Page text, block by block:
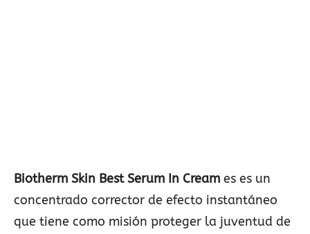
Biotherm Skin Best Serum In Cream es es un
concentrado corrector de efecto instantáneo
que tiene como misión proteger la juventud de